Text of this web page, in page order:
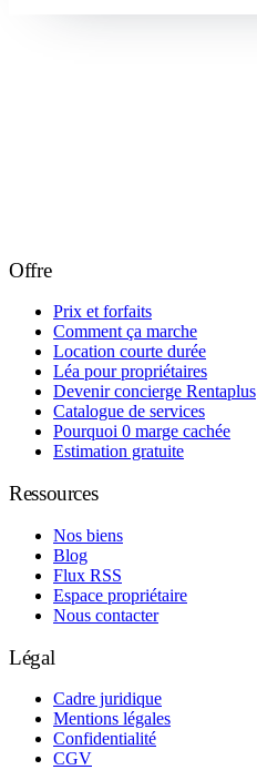
Offre
Prix et forfaits
Comment ça marche
Location courte durée
Léa pour propriétaires
Devenir concierge Rentaplus
Catalogue de services
Pourquoi 0 marge cachée
Estimation gratuite
Ressources
Nos biens
Blog
Flux RSS
Espace propriétaire
Nous contacter
Légal
Cadre juridique
Mentions légales
Confidentialité
CGV